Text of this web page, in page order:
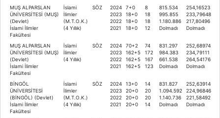
MUŞ ALPARSLAN
ÜNİVERSİTESİ (MUŞ)
(Devlet)
İslami İlimler
Fakültesi
İslami
İlimler
(M.T.O.K.)
(4 Yıllık)
SÖZ
2024
2023
2022
2021
7+0
18+0
18+0
18+0
8
18
18
12
815.534
995.855
1.180.886
Dolmadı
254,16523
233,79648
217,80496
Dolmadı
MUŞ ALPARSLAN
ÜNİVERSİTESİ (MUŞ)
(Devlet)
İslami İlimler
Fakültesi
İslami
İlimler
(4 Yıllık)
SÖZ
2024
2023
2022
2021
70+2
162+5
162+5
162+5
74
172
167
123
831.297
984.383
661.538
Dolmadı
252,68974
234,79111
264,54176
Dolmadı
BİNGÖL
ÜNİVERSİTESİ
(BİNGÖL) (Devlet)
İslami İlimler
Fakültesi
İslami
İlimler
(M.T.O.K.)
(4 Yıllık)
SÖZ
2024
2023
2022
2021
13+0
20+0
20+0
20+0
14
20
20
14
831.827
1.094.592
1.140.736
Dolmadı
252,63914
224,96846
221,58492
Dolmadı